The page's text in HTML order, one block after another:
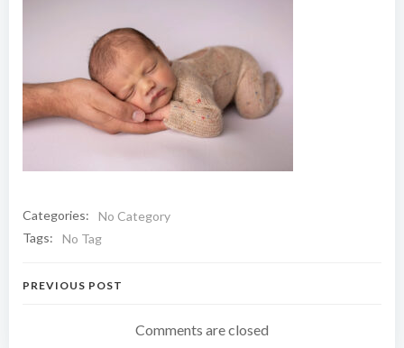
Categories:
No Category
Tags:
No Tag
Navigation
PREVIOUS POST
Comments are closed